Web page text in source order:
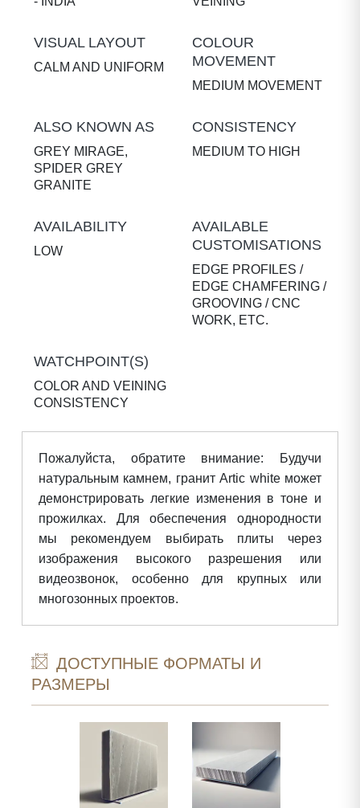
VISUAL LAYOUT
CALM AND UNIFORM
COLOUR
MOVEMENT
MEDIUM MOVEMENT
ALSO KNOWN AS
GREY MIRAGE,
SPIDER GREY
GRANITE
CONSISTENCY
MEDIUM TO HIGH
AVAILABILITY
LOW
AVAILABLE
CUSTOMISATIONS
EDGE PROFILES /
EDGE CHAMFERING /
GROOVING / CNC
WORK, ETC.
WATCHPOINT(S)
COLOR AND VEINING
CONSISTENCY
Пожалуйста, обратите внимание: Будучи
натуральным камнем, гранит Artic white может
демонстрировать легкие изменения в тоне и
прожилках. Для обеспечения однородности
мы рекомендуем выбирать плиты через
изображения высокого разрешения или
видеозвонок, особенно для крупных или
многозонных проектов.
ДОСТУПНЫЕ ФОРМАТЫ И
РАЗМЕРЫ